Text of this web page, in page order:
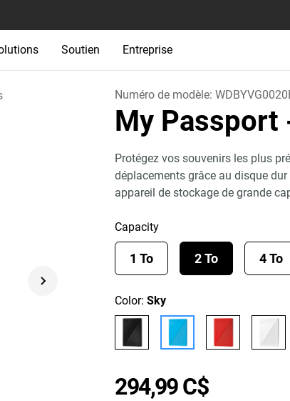
Soutien Entreprise
Numéro de modèle:
My Passport
Protégez vos souvenirs les plus
déplacements grâce au disque
appareil de stockage de grande
Capacity
1 To 2 To 4 To
Color:Sky
294,99 C$Price